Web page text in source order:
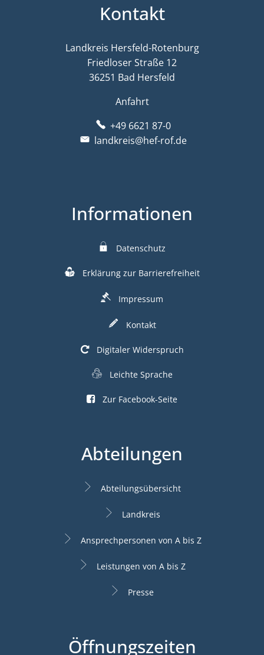
Kontakt
Landkreis Hersfeld-Rotenburg
Friedloser Straße 12
36251 Bad Hersfeld
Anfahrt
+49 6621 87-0
landkreis@hef-rof.de
Informationen
Datenschutz
Erklärung zur Barrierefreiheit
Impressum
Kontakt
Digitaler Widerspruch
Leichte Sprache
Zur Facebook-Seite
Abteilungen
Abteilungsübersicht
Landkreis
Ansprechpersonen von A bis Z
Leistungen von A bis Z
Presse
Öffnungszeiten